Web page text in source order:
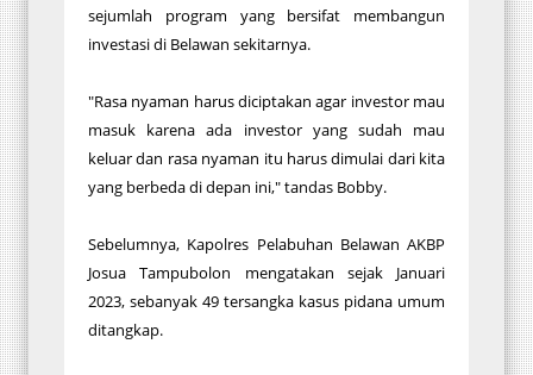
sejumlah program yang bersifat membangun
investasi di Belawan sekitarnya.
"Rasa nyaman harus diciptakan agar investor mau
masuk karena ada investor yang sudah mau
keluar dan rasa nyaman itu harus dimulai dari kita
yang berbeda di depan ini," tandas Bobby.
Sebelumnya, Kapolres Pelabuhan Belawan AKBP
Josua Tampubolon mengatakan sejak Januari
2023, sebanyak 49 tersangka kasus pidana umum
ditangkap.